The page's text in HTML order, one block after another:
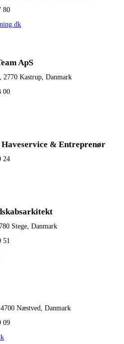
80
ApS
2770 Kastrup, Danmark
00
& Entreprenør
24
Stege, Danmark
51
Næstved, Danmark
09